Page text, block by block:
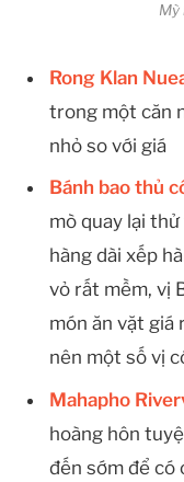
Mỳ
Rong Klan
trong một căn
nhỏ so với giá
Bánh bao thủ
mò quay lại
hàng dài xếp
vỏ rất mềm, vị
món ăn vặt giá
nên một số vị
Mahapho
hoàng hôn
đến sớm để có